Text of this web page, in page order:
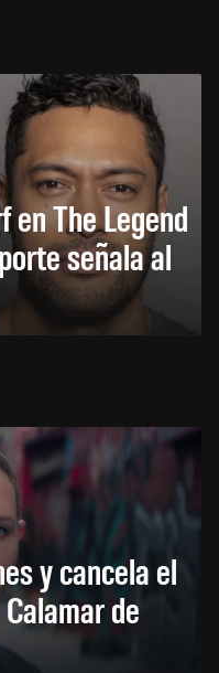
en The Legend
señala al
y cancela el
de